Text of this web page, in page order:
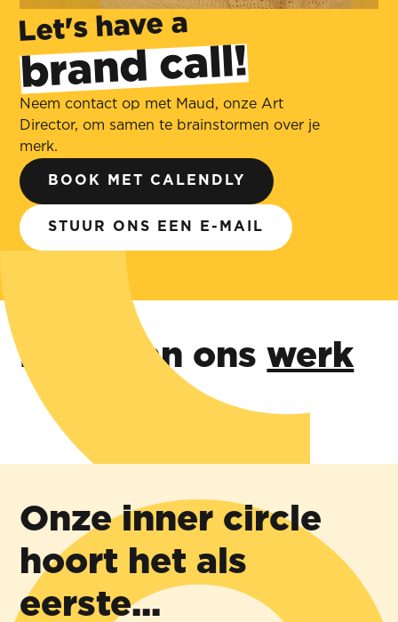
Let's have a
‍brand call!
Neem contact op met Maud, onze Art
Director, om samen te brainstormen over je
merk.
BOOK MET CALENDLY
STUUR ONS EEN E-MAIL
Meer van onswerk
Hoe een
bedrijf
groot
werd
PLNTS.COM
Samen
halen we
er meer
uit
Onze inner circle
hoort het als
eerste...